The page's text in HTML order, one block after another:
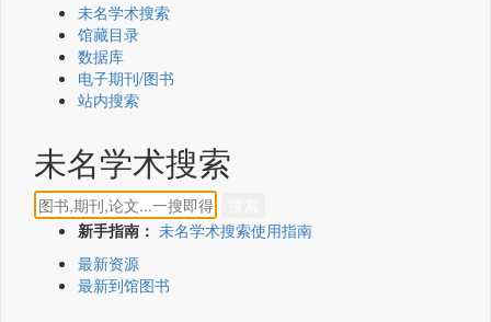
未名学术搜索
馆藏目录
数据库
电子期刊/图书
站内搜索
未名学术搜索
新手指南： 未名学术搜索使用指南
最新资源
最新到馆图书